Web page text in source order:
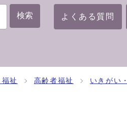
検索 よくある質問
祉 高齢者福祉 いきがい